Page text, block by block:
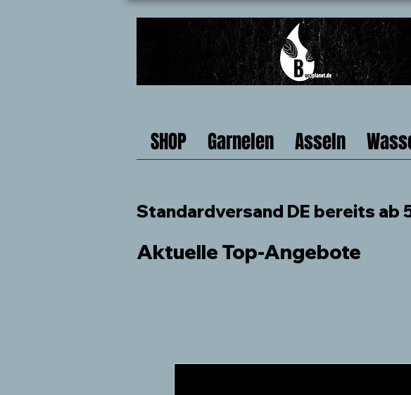
SHOP Garnelen Asseln
Standardversand DE bereits ab
Aktuelle Top-Angebote